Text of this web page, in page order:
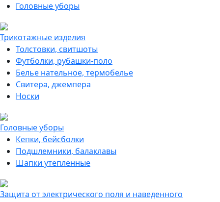
Головные уборы
Трикотажные изделия
Толстовки, свитшоты
Футболки, рубашки-поло
Белье нательное, термобелье
Свитера, джемпера
Носки
Головные уборы
Кепки, бейсболки
Подшлемники, балаклавы
Шапки утепленные
Защита от электрического поля и наведенного